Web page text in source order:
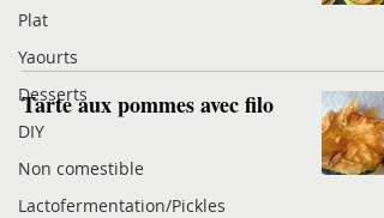
Plat
Yaourts
Desserts
DIY
Non comestible
Lactofermentation/Pickles
Tarte aux pommes avec filo